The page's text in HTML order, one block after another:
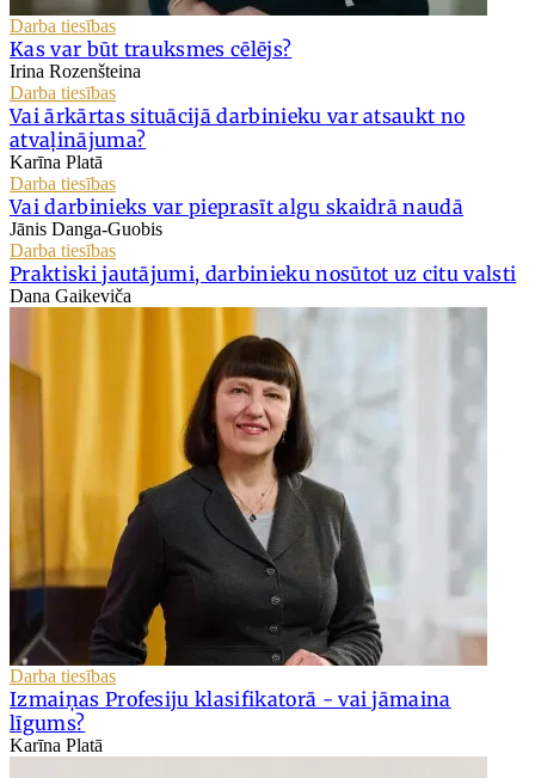
Darba tiesības
Kas var būt trauksmes cēlējs?
Irina Rozenšteina
Darba tiesības
Vai ārkārtas situācijā darbinieku var atsaukt no
atvaļinājuma?
Karīna Platā
Darba tiesības
Vai darbinieks var pieprasīt algu skaidrā naudā
Jānis Danga-Guobis
Darba tiesības
Praktiski jautājumi, darbinieku nosūtot uz citu valsti
Dana Gaikeviča
Darba tiesības
Izmaiņas Profesiju klasifikatorā - vai jāmaina
līgums?
Karīna Platā